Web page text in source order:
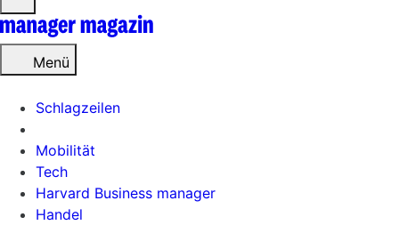
öffnen
Menü
Schlagzeilen
Mobilität
Tech
Harvard Business manager
Handel